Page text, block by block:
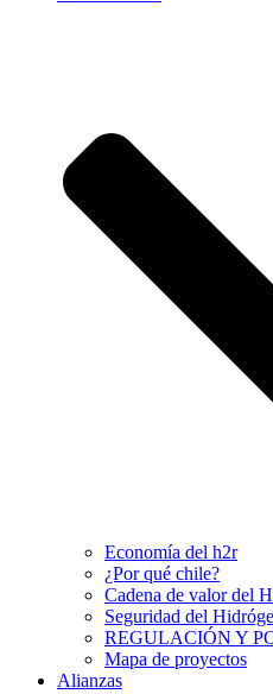
Economía del h2r
¿Por qué chile?
Cadena de valor del
Seguridad del
REGULACIÓN Y
Mapa de proyectos
Alianzas